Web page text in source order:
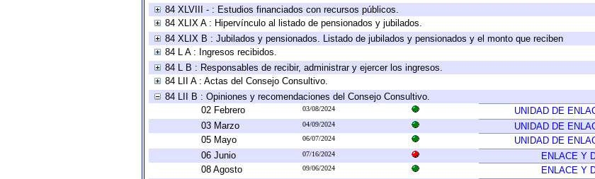
84 XLVIII - : Estudios financiados con recursos públicos.
84 XLIX A : Hipervínculo al listado de pensionados y jubilados.
84 XLIX B : Jubilados y pensionados. Listado de jubilados y pensionados y el monto que reciben
84 L A : Ingresos recibidos.
84 L B : Responsables de recibir, administrar y ejercer los ingresos.
84 LII A : Actas del Consejo Consultivo.
84 LII B : Opiniones y recomendaciones del Consejo Consultivo.
02 Febrero
03/08/2024 UNIDAD DE
03 Marzo 04/09/2024 UNIDAD DE
05 Mayo 06/07/2024 UNIDAD DE
06 Junio 07/16/2024 ENLACE Y
08 Agosto 09/06/2024 ENLACE Y